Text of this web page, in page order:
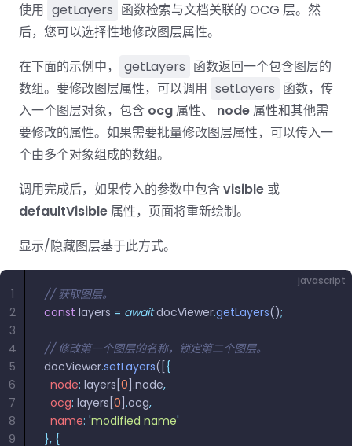
验
Web
SDK
服务器端
Java
SDK
.NET
SDK
SDK
PHP
SDK
桌面端
SDK
Mac SDK
移动端
Android
SDK
Flutter
SDK
Native
SDK
体验
API
私有化
部署
Server
概览
解析
智能文
抽取
PDF
查看
器
注
释
文档
内容
文档生
成
表单
安全
标记密文
图层
PDF/X,
转
测量
压缩
PDF
对比
智能全文
智能文档
取
AI
完整功能清单
智能文档处理
概览
智能全文解
析
智能文档抽
取
AI
DocSlight
行业
方案
筑
空
制
金
教
育
印
刷
府
中小企业支
持:
为初创公司和团队提供可负担且合理的价
格。
在线工具
开发者
ComPDF
SDK 指南
Web 指
服务器端
Java
指南
.NET 指
南
桌面端
Windows
指南
Mac 指南
指南
Flutter 指
南
ComPDF
Cloud 指
Open
API
署
AI 指南
定价
使用 getLayers 函数检索与文档关联的 OCG 层。然
后，您可以选择性地修改图层属性。
在下面的示例中，
getLayers 函数返回一个包含图层的
数组。要修改图层属性，可以调用 setLayers 函数，传
入一个图层对象，包含 ocg属性、 node属性和其他需
要修改的属性。如果需要批量修改图层属性，可以传入一
个由多个对象组成的数组。
调用完成后，如果传入的参数中包含visible 或
defaultVisible属性，页面将重新绘制。
显示/隐藏图层基于此方式。
javascript
// 获取图层。
const layers = await docViewer.getLayers();
// 修改第一个图层的名称，锁定第二个图层。
docViewer.setLayers([ {
  node
: layers[ 0 .node,
  ocg
: layers[ 0 .ocg,
  name
: 'modified name'
}, {
1
2
3
4
5
6
7
8
9